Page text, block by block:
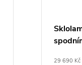
29 690 Kč